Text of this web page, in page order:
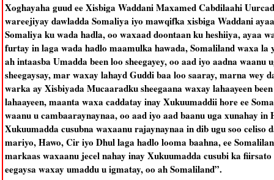
Xoghayaha guud ee Xisbiga Waddani Maxamed Cabdilaahi
wareejiyay dawladda Somaliya iyo mawqifka xisbiga Waddani
Somaliya ku wada hadla, oo waxaad doontaan ku heshiiya, ayaa
furtay in laga wada hadlo maamulka hawada, Somaliland waxa
ah intaasba Umadda been loo sheegayey, oo aad iyo aadna
sheegaysay, mar waxay lahayd Guddi baa loo saaray, marna wey
warka ay Xisbiyada Mucaaradku sheegaana waxay lahaayeen
lahaayeen, maanta waxa caddatay inay Xukuumaddii hore ee
waanu u cambaaraynaynaa, oo aad iyo aad baanu uga xunahay
Xukuumadda cusubna waxaanu rajaynaynaa in dib ugu soo
mariyo, Hawo, Cir iyo Dhul laga hadlo looma baahna, ee
markaas waxaanu jecel nahay inay Xukuumadda cusubi ka
eegaysa waxay umaddu u igmatay, oo ah Somaliland”.